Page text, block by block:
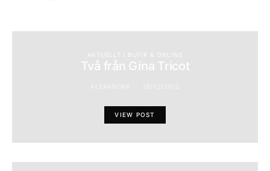
AKTUELLT I BUTIK & ONLINE
Två från Gina Tricot
VIEW POST